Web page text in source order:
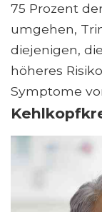
75 Prozent
umgehen,
diejenigen,
höheres
Symptome